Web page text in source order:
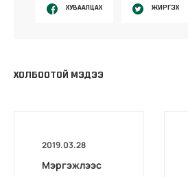
ХУВААЛЦАХ ЖИРГЭХ
ХОЛБООТОЙ МЭДЭЭ
2019.03.28
Мэргэжлээс